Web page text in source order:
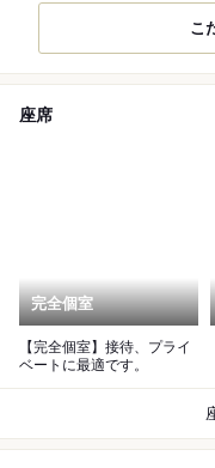
こ
座席
完全個室
【完全個室】接待、プライ
ベートに最適です。